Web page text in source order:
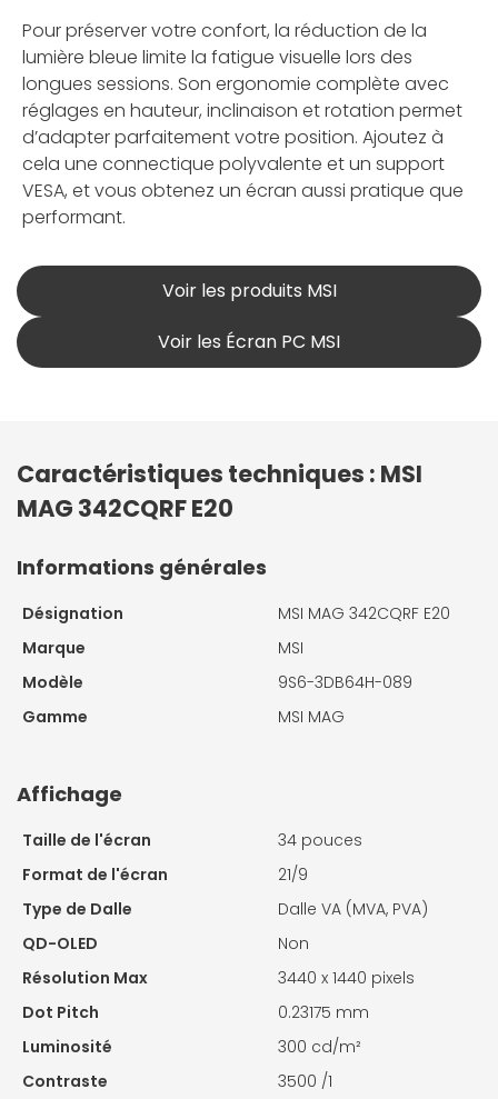
Pour préserver votre confort, la réduction de la
lumière bleue limite la fatigue visuelle lors des
longues sessions. Son ergonomie complète avec
réglages en hauteur, inclinaison et rotation permet
d’adapter parfaitement votre position. Ajoutez à
cela une connectique polyvalente et un support
VESA, et vous obtenez un écran aussi pratique que
performant.
Voir les produits MSI
Voir les Écran PC MSI
Caractéristiques techniques : MSI
MAG 342CQRF E20
Informations générales
Désignation
MSI MAG 342CQRF E20
Marque
MSI
Modèle
9S6-3DB64H-089
Gamme
MSI MAG
Affichage
Taille de l'écran
34 pouces
Format de l'écran
21/9
Type de Dalle
Dalle VA (MVA, PVA)
QD-OLED
Non
Résolution Max
3440 x 1440 pixels
Dot Pitch
0.23175 mm
Luminosité
300 cd/m²
Contraste
3500 /1